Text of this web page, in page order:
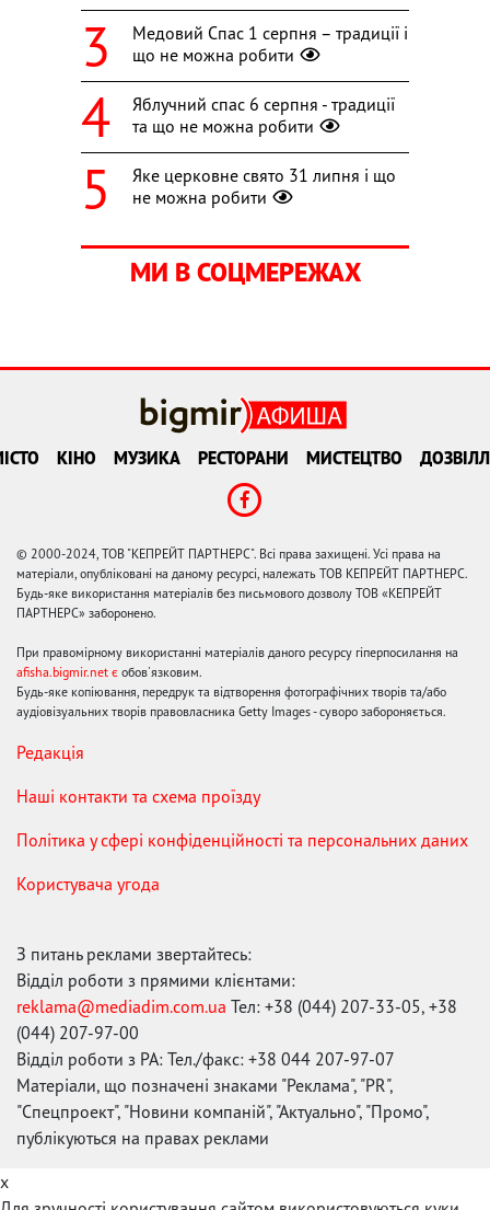
Медовий Спас 1 серпня – традиції і
що не можна робити
Яблучний спас 6 серпня - традиції
та що не можна робити
Яке церковне свято 31 липня і що
не можна робити
МИ В СОЦМЕРЕЖАХ
КІНО МУЗИКА РЕСТОРАНИ МИСТЕЦТВО
© 2000-2024, ТОВ "КЕПРЕЙТ ПАРТНЕРС". Всі права захищені. Усі права на
матеріали, опубліковані на даному ресурсі, належать ТОВ КЕПРЕЙТ ПАРТНЕРС.
Будь-яке використання матеріалів без письмового дозволу ТОВ «КЕПРЕЙТ
ПАРТНЕРС» заборонено.
При правомірному використанні матеріалів даного ресурсу гіперпосилання на
afisha.bigmir.net є обов'язковим.
Будь-яке копіювання, передрук та відтворення фотографічних творів та/або
аудіовізуальних творів правовласника Getty Images - суворо забороняється.
Редакція
Наші контакти та схема проїзду
Політика у сфері конфіденційності та персональних даних
Користувача угода
З питань реклами звертайтесь:
Відділ роботи з прямими клієнтами:
reklama@mediadim.com.ua Тел: +38 (044) 207-33-05, +38
(044) 207-97-00
Відділ роботи з РА: Тел./факс: +38 044 207-97-07
Матеріали, що позначені знаками "Реклама", "PR",
"Спецпроект", "Новини компаній", "Актуально", "Промо",
публікуються на правах реклами
x